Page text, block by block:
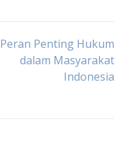
Peran Penting Hukum
dalam Masyarakat
Indonesia